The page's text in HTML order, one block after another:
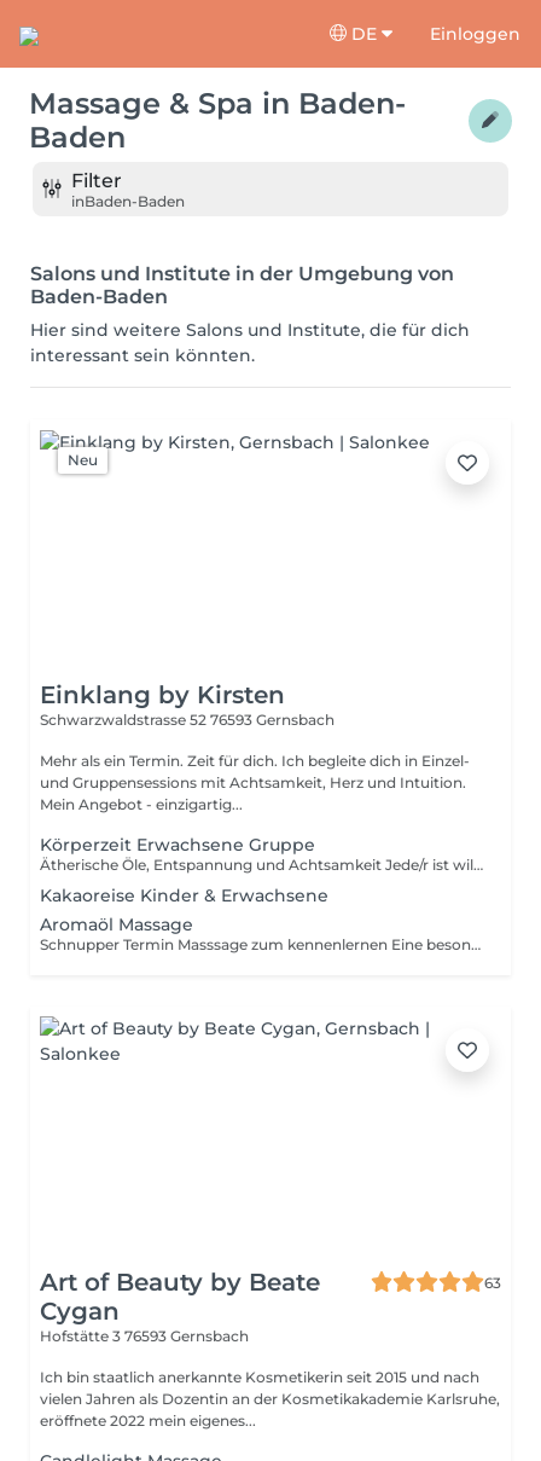
DE Einloggen
Massage & Spa in Baden-
Baden
Filter
inBaden-Baden
Salons und Institute in der Umgebung von
Baden-Baden
Hier sind weitere Salons und Institute, die für dich
interessant sein könnten.
Neu
Einklang by Kirsten
Schwarzwaldstrasse 52 76593 Gernsbach
Mehr als ein Termin. Zeit für dich. Ich begleite dich in Einzel-
und Gruppensessions mit Achtsamkeit, Herz und Intuition.
Mein Angebot - einzigartig...
Körperzeit Erwachsene Gruppe
Ätherische Öle, Entspannung und Achtsamkeit Jede/r ist willkommen Keine Vorkenntnisse nötig
Kakaoreise Kinder & Erwachsene
Aromaöl Massage
Schnupper Termin Masssage zum kennenlernen Eine besondere Auszeit für dich und dein Körper mit ätherischen Ölen, die Körper, Geist und Seele berühren Mehr Informationen und Details findest du auf meiner Homepage Einklang-by-Kirsten.de
Art of Beauty by Beate
Cygan
63
Hofstätte 3 76593 Gernsbach
Ich bin staatlich anerkannte Kosmetikerin seit 2015 und nach
vielen Jahren als Dozentin an der Kosmetikakademie Karlsruhe,
eröffnete 2022 mein eigenes...